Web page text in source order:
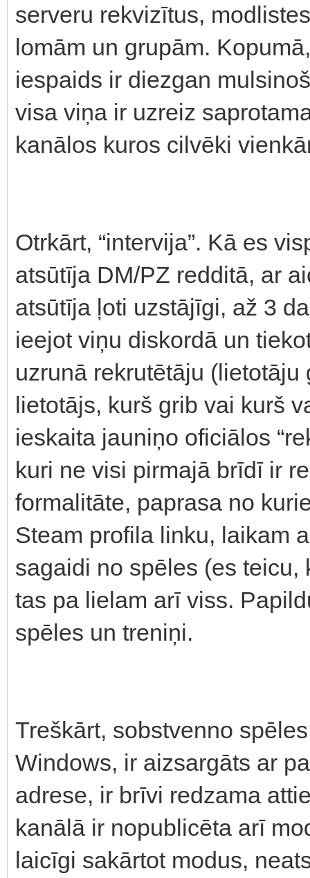
serveru rekvizītus,
lomām un grupām.
iespaids ir diezgan
visa viņa ir uzreiz
kanālos kuros cilvēki
Otrkārt, “intervija”. Kā es
atsūtīja DM/PZ redditā, ar
atsūtīja ļoti uzstājīgi, až 3
ieejot viņu diskordā un
uzrunā rekrutētāju
lietotājs, kurš grib vai kurš
ieskaita jauniņo oficiālos
kuri ne visi pirmajā brīdī ir
formalitāte, paprasa no
Steam profila linku, laikam
sagaidi no spēles (es teicu,
tas pa lielam arī viss.
spēles un treniņi.
Treškārt, sobstvenno
Windows, ir aizsargāts ar
adrese, ir brīvi redzama
kanālā ir nopublicēta arī
laicīgi sakārtot modus,